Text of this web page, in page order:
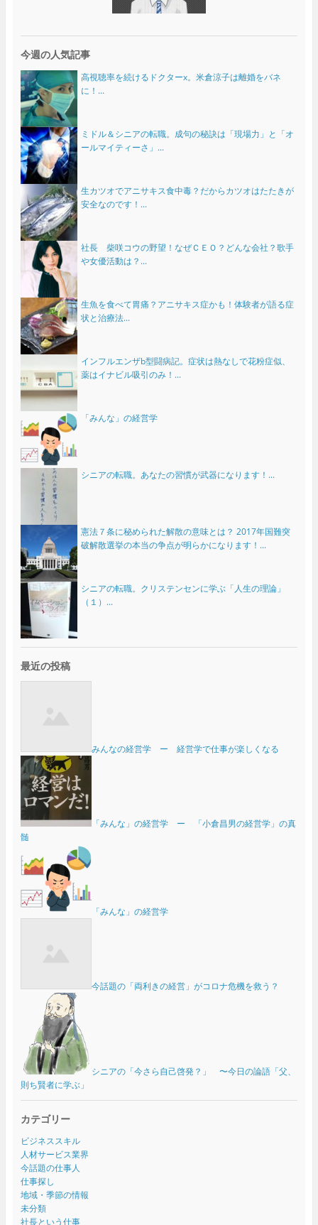
今週の人気記事
高視聴率を続けるドクターx。米倉涼子は離婚をバネ
に！...
ミドル＆シニアの転職。成句の秘訣は「現場力」と「オ
ールマイティーさ」...
生カツオでアニサキス食中毒？だからカツオはたたきが
安全なのです！...
社長 柴咲コウの野望！なぜＣＥＯ？どんな会社？歌手
や女優活動は？...
生魚を食べて胃痛？アニサキス症かも！体験者が語る症
状と治療法...
インフルエンザb型闘病記。症状は熱なしで花粉症似、
薬はイナビル吸引のみ！...
「みんな」の経営学
シニアの転職。あなたの習慣が武器になります！...
憲法７条に秘められた解散の意味とは？ 2017年国難突
破解散選挙の本当の争点が明らかになります！...
シニアの転職。クリステンセンに学ぶ「人生の理論」
（１）...
最近の投稿
みんなの経営学 ー 経営学で仕事が楽しくなる
「みんな」の経営学 ー 「小倉昌男の経営学」の真
髄
「みんな」の経営学
今話題の「両利きの経営」がコロナ危機を救う？
シニアの「今さら自己啓発？」 〜今日の論語「父、
則ち賢者に学ぶ」
カテゴリー
ビジネススキル
人材サービス業界
今話題の仕事人
仕事探し
地域・季節の情報
未分類
社長という仕事